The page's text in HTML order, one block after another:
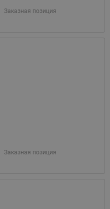
Заказная позиция
Заказная позиция